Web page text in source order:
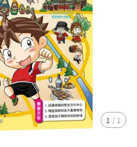
1 /1